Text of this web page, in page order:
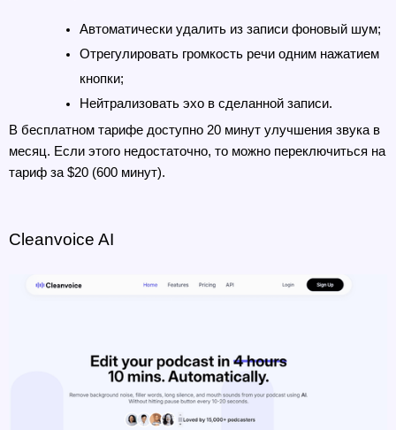
Автоматически удалить из записи фоновый шум;
Отрегулировать громкость речи одним нажатием
кнопки;
Нейтрализовать эхо в сделанной записи.
В бесплатном тарифе доступно 20 минут улучшения звука в
месяц. Если этого недостаточно, то можно переключиться на
тариф за $20 (600 минут).
Cleanvoice AI